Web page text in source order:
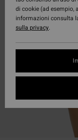
di cookie (ad esempio,
informazioni consulta
sulla privacy.